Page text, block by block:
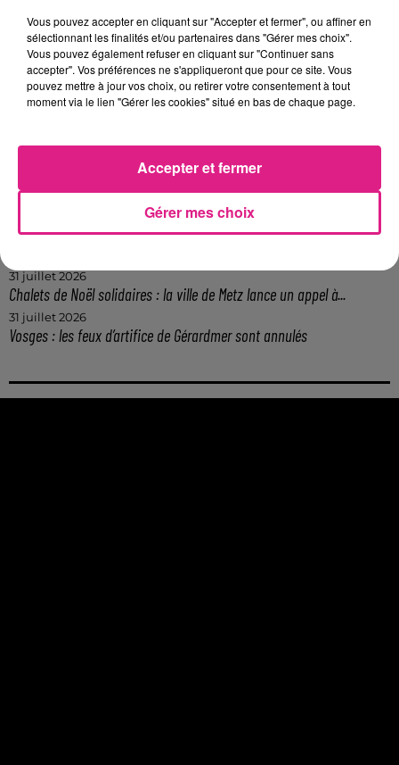
9h19
Lorraine : une journée pas comme les autres au Parc animalier de...
6 août 2026
Metz : une distribution de lunette gratuite pour voir l’éclipse
4 août 2026
Officiel : Gauthier Hein quitte le FC Metz pour l'OGC Nice
4 août 2026
Officiel : le lac de Madine reporte son feu d’artifice
4 août 2026
31 juillet 2026
Chalets de Noël solidaires : la ville de Metz lance un appel à...
31 juillet 2026
Vosges : les feux d’artifice de Gérardmer sont annulés
Vous pouvez accepter en cliquant sur "Accepter et fermer", ou affiner en
sélectionnant les finalités et/ou partenaires dans "Gérer mes choix".
Vous pouvez également refuser en cliquant sur "Continuer sans
accepter". Vos préférences ne s'appliqueront que pour ce site. Vous
pouvez mettre à jour vos choix, ou retirer votre consentement à tout
moment via le lien "Gérer les cookies" situé en bas de chaque page.
Gérer mes choix
Accepter et fermer